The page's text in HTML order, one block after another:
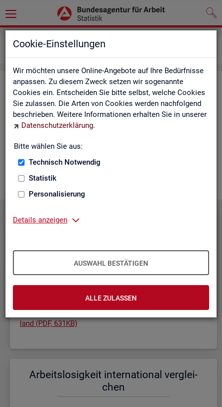
Cookie-Einstellungen
Wir möchten unsere Online-Angebote auf Ihre Bedürfnisse
anpassen. Zu diesem Zweck setzen wir sogenannte
Cookies ein. Entscheiden Sie bitte selbst, welche Cookies
Sie zulassen. Die Arten von Cookies werden nachfolgend
beschrieben. Weitere Informationen erhalten Sie in unserer
Datenschutzerklärung.
Bitte wählen Sie aus:
Technisch Notwendig
Statistik
Personalisierung
Details anzeigen
AUSWAHL BESTÄTIGEN
ALLE ZULASSEN
"Sta­tis­tik macht Schu­le" - Ma­te­ria­li­
en für Schü­le­rin­nen und Schü­ler
sowie Lehr­kräf­te
Die An­ge­bo­te ent­hal­ten op­tio­na­le Hin­wei­se, wie kon­kre­te
Modus be­ar­bei­tet wer­den kön­nen. Leh­rer kön­nen die vor­lie­
gen­den Ma­te­ria­li­en un­mit­tel­bar in ihrem Un­ter­richt nut­zen.
Ar­beits­lo­sig­keit in Deutsch­land
sig­keit be­trach­tet: Wie ist die De­fi­ni­tio­
Ar­beits­lo­sig­keit in Deutsch­
land (PDF, 631KB)
Ar­beits­lo­sig­keit in­ter­na­tio­nal ver­glei­
chen